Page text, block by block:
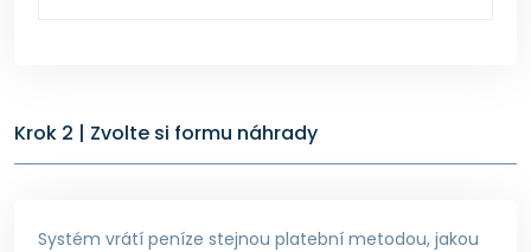
Krok 2 | Zvolte si formu náhrady
Systém vrátí peníze stejnou platební metodou, jakou